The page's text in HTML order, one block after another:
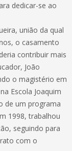
dedicar-se ao
união da qual
o casamento
contribuir mais
João
o magistério em
Escola Joaquim
de um programa
1998, trabalhou
seguindo para
com o